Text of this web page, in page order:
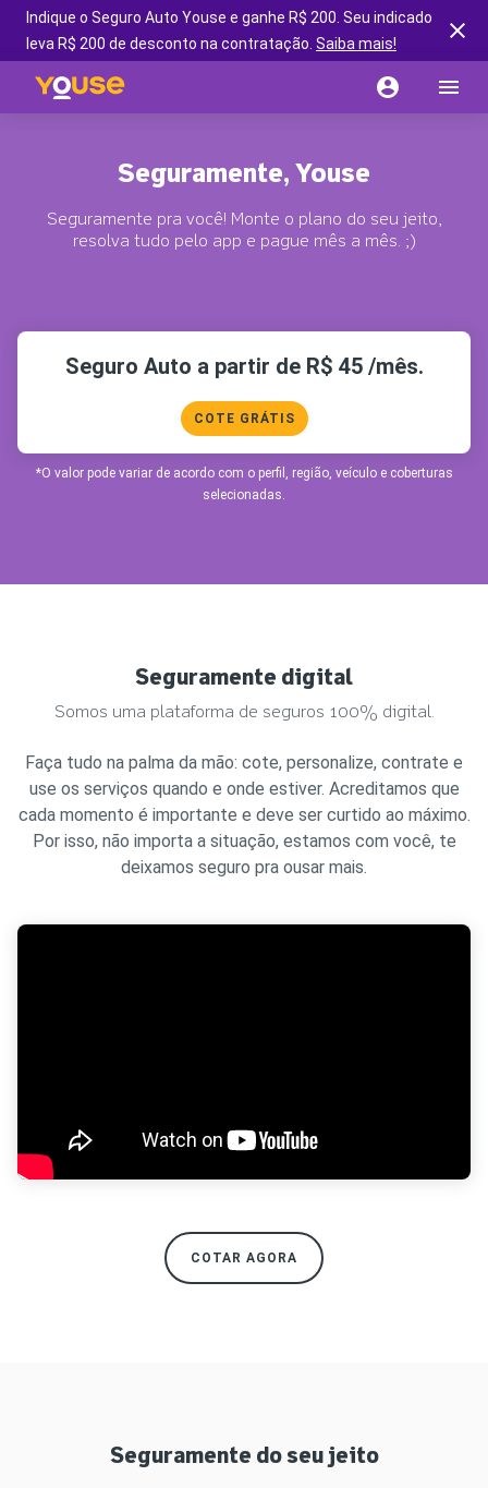
Indique o Seguro Auto Youse e ganhe R$ 200. Seu indicado
leva R$ 200 de desconto na contratação. Saiba mais!
Seguramente, Youse
Seguramente pra você! Monte o plano do seu jeito,
resolva tudo pelo app e pague mês a mês. ;)
Seguro Auto a partir de R$ 45 /mês.
COTE GRÁTIS
*O valor pode variar de acordo com o perfil, região, veículo e coberturas
selecionadas.
Seguramente digital
Somos uma plataforma de seguros 100% digital.
Faça tudo na palma da mão: cote, personalize, contrate e
use os serviços quando e onde estiver. Acreditamos que
cada momento é importante e deve ser curtido ao máximo.
Por isso, não importa a situação, estamos com você, te
deixamos seguro pra ousar mais.
COTAR AGORA
Seguramente do seu jeito